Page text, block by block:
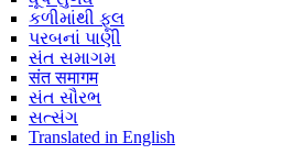
કળીમાંથી ફૂલ
પરબનાં પાણી
સંત સમાગમ
संत समागम
સંત સૌરભ
સત્સંગ
Translated in English